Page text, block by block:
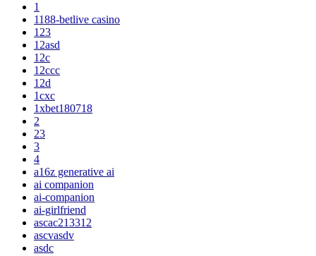
1
1188-betlive casino
123
12asd
12c
12ccc
12d
1cxc
1xbet180718
2
23
3
4
a16z generative ai
ai companion
ai-companion
ai-girlfriend
ascac213312
ascvasdv
asdc